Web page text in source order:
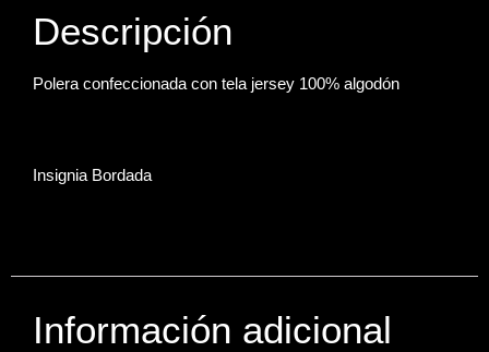
Descripción
Polera confeccionada con tela jersey 100% algodón
Insignia Bordada
Información adicional